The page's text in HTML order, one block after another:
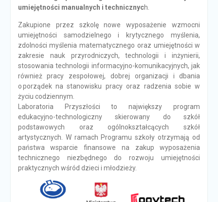
umiejętności manualnych i technicznych.
Zakupione przez szkolę nowe wyposażenie wzmocni
umiejętności samodzielnego i krytycznego myślenia,
zdolności myślenia matematycznego oraz umiejętności w
zakresie nauk przyrodniczych, technologii i inżynierii,
stosowania technologii informacyjno-komunikacyjnych, jak
również pracy zespołowej, dobrej organizacji i dbania
o porządek na stanowisku pracy oraz radzenia sobie w
życiu codziennym.
Laboratoria Przyszłości to największy program
edukacyjno-technologiczny skierowany do szkół
podstawowych oraz ogólnokształcących szkół
artystycznych. W ramach Programu szkoły otrzymają od
państwa wsparcie finansowe na zakup wyposażenia
technicznego niezbędnego do rozwoju umiejętności
praktycznych wśród dzieci i młodzieży.